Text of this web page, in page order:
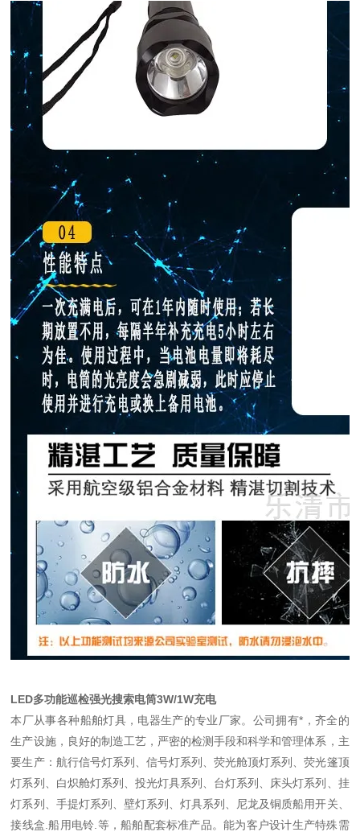
LED多功能巡检强光搜索电筒3W/1W充电
本厂从事各种船舶灯具，电器生产的专业厂家。公司拥有*，齐全的
生产设施，良好的制造工艺，严密的检测手段和科学和管理体系，主
要生产：航行信号灯系列、信号灯系列、荧光舱顶灯系列、荧光篷顶
灯系列、白炽舱灯系列、投光灯具系列、台灯系列、床头灯系列、挂
灯系列、手提灯系列、壁灯系列、灯具系列、尼龙及铜质船用开关、
接线盒.船用电铃.等，船舶配套标准产品。能为客户设计生产特殊需